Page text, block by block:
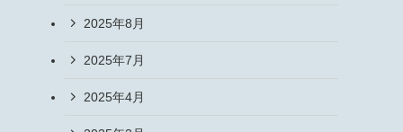
2025年8月
2025年7月
2025年4月